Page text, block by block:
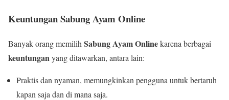
Keuntungan Sabung Ayam Online
Banyak orang memilih Sabung Ayam Onlinekarena berbagai
keuntunganyang ditawarkan, antara lain:
Praktis dan nyaman, memungkinkan pengguna untuk bertaruh
kapan saja dan di mana saja.